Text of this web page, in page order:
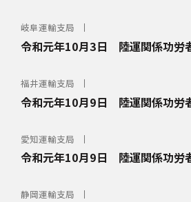
岐阜運輸支局
令和元年10月3日 陸運関係功労
福井運輸支局
令和元年10月9日 陸運関係功労
愛知運輸支局
令和元年10月9日 陸運関係功労
静岡運輸支局